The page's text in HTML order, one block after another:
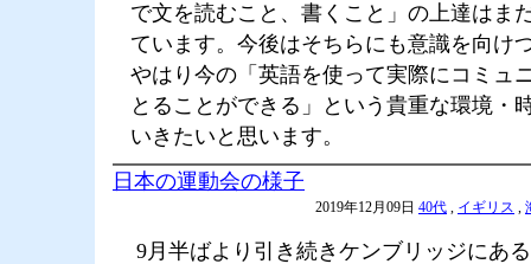
で文を読むこと、書くこと」の上達はま
ています。今後はそちらにも意識を向け
やはり今の「英語を使って実際にコミュ
とることができる」という貴重な環境・
いきたいと思います。
日本の運動会の様子
2019年12月09日 40代 , イギリス ,
9月半ばより引き続きケンブリッジにあ